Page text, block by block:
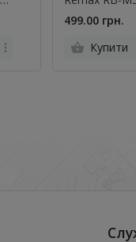
499.00 грн.
Купити